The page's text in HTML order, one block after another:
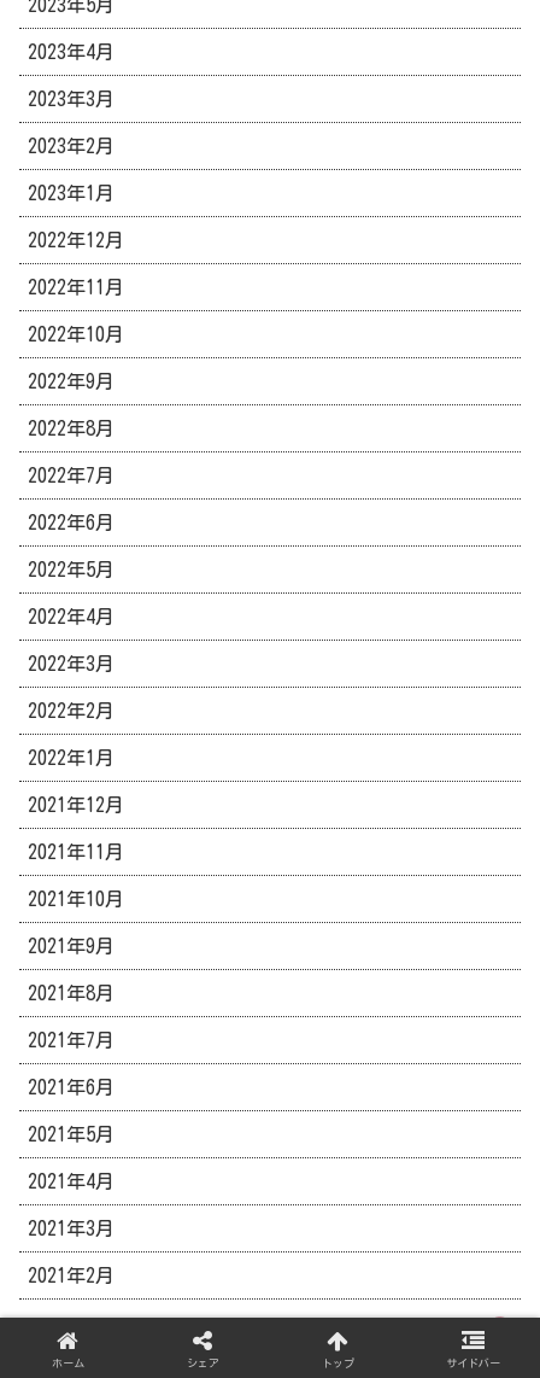
2023年5月
2023年4月
2023年3月
2023年2月
2023年1月
2022年12月
2022年11月
2022年10月
2022年9月
2022年8月
2022年7月
2022年6月
2022年5月
2022年4月
2022年3月
2022年2月
2022年1月
2021年12月
2021年11月
2021年10月
2021年9月
2021年8月
2021年7月
2021年6月
2021年5月
2021年4月
2021年3月
2021年2月
管理人のつぶやき
ホーム シェア トップ サイドバー